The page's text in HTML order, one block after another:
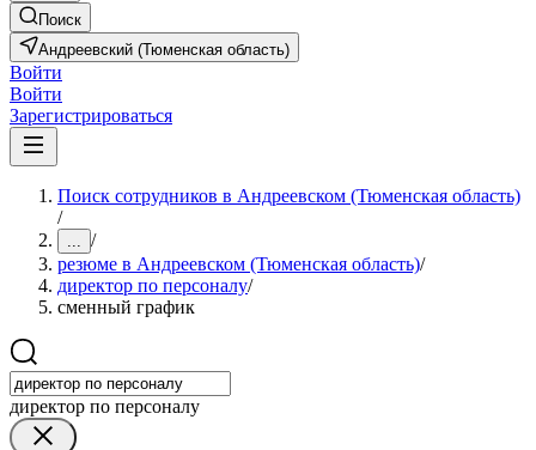
Поиск
Андреевский (Тюменская область)
Войти
Войти
Зарегистрироваться
Поиск сотрудников в Андреевском (Тюменская область)
/
... /
резюме в Андреевском (Тюменская область)/
директор по персоналу/
сменный график
директор по персоналу